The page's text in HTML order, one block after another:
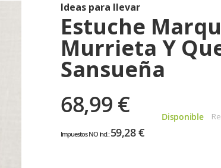
Ideas para llevar
Estuche
Murrieta Y
Sansueña
68,99 €
59,28 €
Disponible